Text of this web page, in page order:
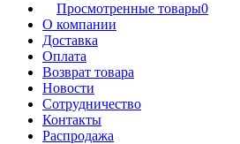
Просмотренные товары0
О компании
Доставка
Оплата
Возврат товара
Новости
Сотрудничество
Контакты
Распродажа